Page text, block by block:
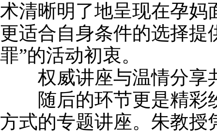
术清晰明了地呈现在孕妈
更适合自身条件的选择提
罪”的活动初衷。
权威讲座与温情分享
随后的环节更是精彩
方式的专题讲座。朱教授